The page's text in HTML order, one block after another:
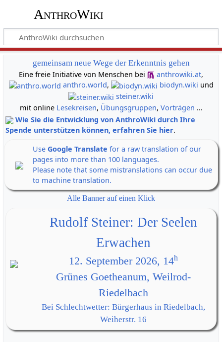
AnthroWiki
gemeinsam neue Wege der Erkenntnis gehen
Eine freie Initiative von Menschen bei
anthrowiki.at,
anthro.world, biodyn.wiki und
steiner.wiki
mit online Lesekreisen, Übungsgruppen, Vorträgen ...
Wie Sie die Entwicklung von AnthroWiki durch Ihre
Spende unterstützen können, erfahren Sie hier.
Use Google Translate for a raw translation of our
pages into more than 100 languages.
Please note that some mistranslations can occur due
to machine translation.
Alle Banner auf einen Klick
Rudolf Steiner: Der Seelen
Erwachen
12. September 2026, 14h
Grünes Goetheanum, Weilrod-
Riedelbach
Bei Schlechtwetter: Bürgerhaus in Riedelbach,
Weiherstr. 16